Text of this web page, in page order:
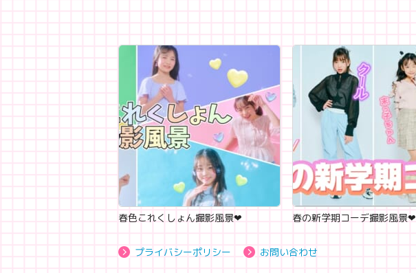
春色これくしょん撮影風景‪‪❤︎‬ 春の新学期コーデ撮影風景‪‪❤︎‬
プライバシーポリシー お問い合わせ